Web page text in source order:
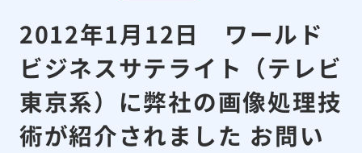
2012年1月12日 ワールド
ビジネスサテライト（テレビ
東京系）に弊社の画像処理技
術が紹介されました お問い